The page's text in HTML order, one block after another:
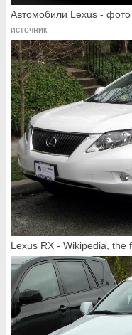
Автомобили Lexus -
источник
Lexus RX - Wikipedia, the